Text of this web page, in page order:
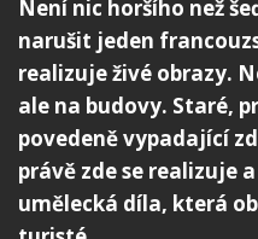
Není nic horšího než
narušit jeden
realizuje živé obrazy.
ale na budovy. Staré,
povedeně vypadající
právě zde se realizuje
umělecká díla, která